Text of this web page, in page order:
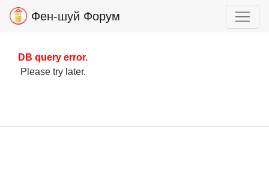
Фен-шуй Форум
DB query error.
Please try later.